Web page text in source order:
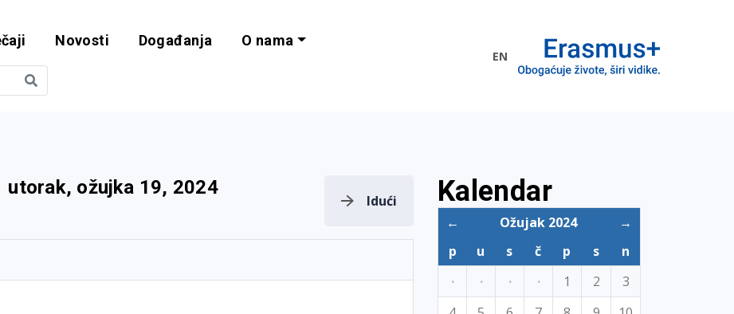
i programe EU
Novosti Događanja O nama
EN
utorak, ožujka 19, 2024
Idući Kalendar
← Ožujak 2024
→
p
u s č p s
n
·
· · · 1 2
3